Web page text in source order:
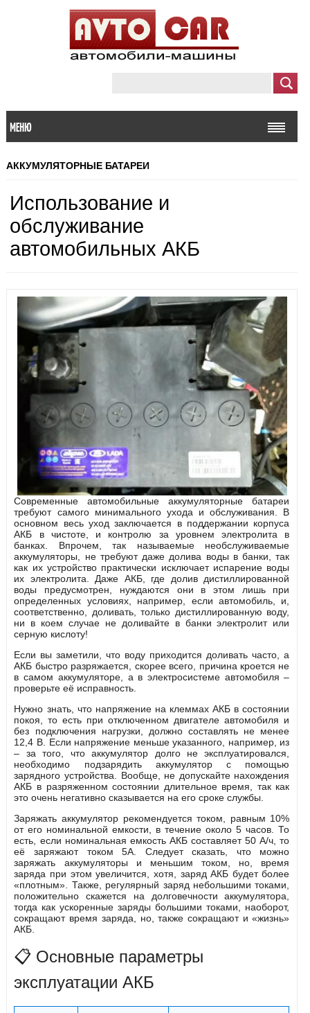
МЕНЮ
АККУМУЛЯТОРНЫЕ БАТАРЕИ
Использование и
обслуживание
автомобильных АКБ
Современные автомобильные аккумуляторные батареи
требуют самого минимального ухода и обслуживания. В
основном весь уход заключается в поддержании корпуса
АКБ в чистоте, и контролю за уровнем электролита в
банках. Впрочем, так называемые необслуживаемые
аккумуляторы, не требуют даже долива воды в банки, так
как их устройство практически исключает испарение воды
их электролита. Даже АКБ, где долив дистиллированной
воды предусмотрен, нуждаются они в этом лишь при
определенных условиях, например, если автомобиль, и,
соответственно, доливать, только дистиллированную воду,
ни в коем случае не доливайте в банки электролит или
серную кислоту!
Если вы заметили, что воду приходится доливать часто, а
АКБ быстро разряжается, скорее всего, причина кроется не
в самом аккумуляторе, а в электросистеме автомобиля –
проверьте её исправность.
Нужно знать, что напряжение на клеммах АКБ в состоянии
покоя, то есть при отключенном двигателе автомобиля и
без подключения нагрузки, должно составлять не менее
12,4 В. Если напряжение меньше указанного, например, из
– за того, что аккумулятор долго не эксплуатировался,
необходимо подзарядить аккумулятор с помощью
зарядного устройства. Вообще, не допускайте нахождения
АКБ в разряженном состоянии длительное время, так как
это очень негативно сказывается на его сроке службы.
Заряжать аккумулятор рекомендуется током, равным 10%
от его номинальной емкости, в течение около 5 часов. То
есть, если номинальная емкость АКБ составляет 50 А/ч, то
её заряжают током 5А. Следует сказать, что можно
заряжать аккумуляторы и меньшим током, но, время
заряда при этом увеличится, хотя, заряд АКБ будет более
«плотным». Также, регулярный заряд небольшими токами,
положительно скажется на долговечности аккумулятора,
тогда как ускоренные заряды большими токами, наоборот,
сокращают время заряда, но, также сокращают и «жизнь»
АКБ.
📋 Основные параметры
эксплуатации АКБ